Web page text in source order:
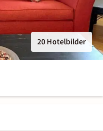
20 Hotelbilder